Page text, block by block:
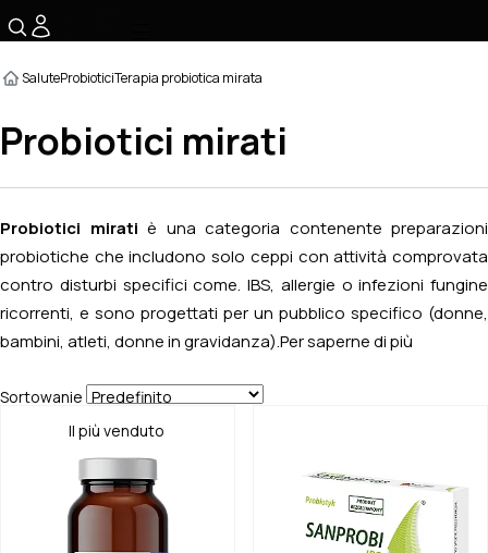
SaluteProbioticiTerapia probiotica mirata
Probiotici mirati
Probiotici mirati è una categoria contenente preparazioni
probiotiche che includono solo ceppi con attività comprovata
contro disturbi specifici come. IBS, allergie o infezioni fungine
ricorrenti, e sono progettati per un pubblico specifico (donne,
bambini, atleti, donne in gravidanza). Per saperne di più
Sortowanie
Il più venduto